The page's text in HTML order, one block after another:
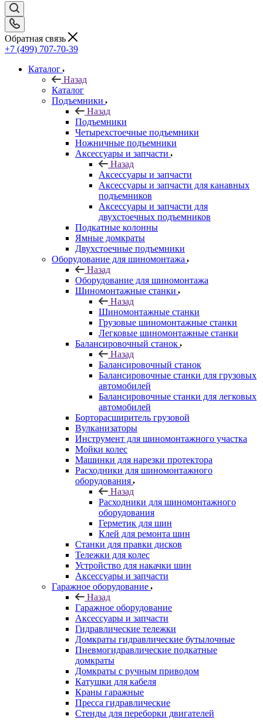
Обратная связь
+7 (499) 707-70-39
Каталог
Назад
Каталог
Подъемники
Назад
Подъемники
Четырехстоечные подъемники
Ножничные подъемники
Аксессуары и запчасти
Назад
Аксессуары и запчасти
Аксессуары и запчасти для канавных
подъемников
Аксессуары и запчасти для
двухстоечных подъемников
Подкатные колонны
Ямные домкраты
Двухстоечные подъемники
Оборудование для шиномонтажа
Назад
Оборудование для шиномонтажа
Шиномонтажные станки
Назад
Шиномонтажные станки
Грузовые шиномонтажные станки
Легковые шиномонтажные станки
Балансировочный станок
Назад
Балансировочный станок
Балансировочные станки для грузовых
автомобилей
Балансировочные станки для легковых
автомобилей
Борторасширитель грузовой
Вулканизаторы
Инструмент для шиномонтажного участка
Мойки колес
Машинки для нарезки протектора
Расходники для шиномонтажного
оборудования
Назад
Расходники для шиномонтажного
оборудования
Герметик для шин
Клей для ремонта шин
Станки для правки дисков
Тележки для колес
Устройство для накачки шин
Аксессуары и запчасти
Гаражное оборудование
Назад
Гаражное оборудование
Аксессуары и запчасти
Гидравлические тележки
Домкраты гидравлические бутылочные
Пневмогидравлические подкатные
домкраты
Домкраты с ручным приводом
Катушки для кабеля
Краны гаражные
Пресса гидравлические
Стенды для переборки двигателей